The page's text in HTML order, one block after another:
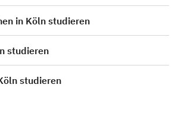
in Köln studieren
studieren
studieren